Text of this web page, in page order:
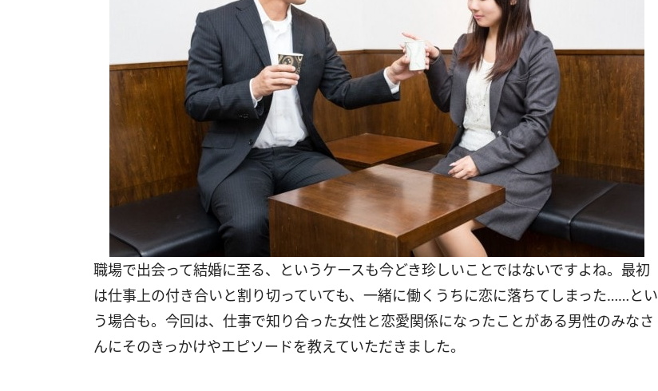
職場で出会って結婚に至る、というケースも今どき珍しいことではないですよね。最初
は仕事上の付き合いと割り切っていても、一緒に働くうちに恋に落ちてしまった……とい
う場合も。今回は、仕事で知り合った女性と恋愛関係になったことがある男性のみなさ
んにそのきっかけやエピソードを教えていただきました。